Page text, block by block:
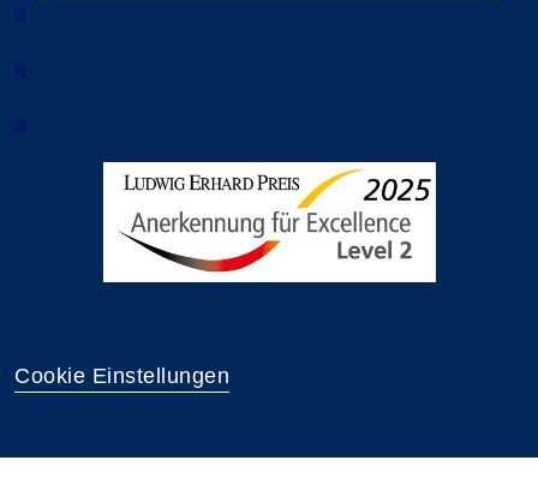
a
a
a
Cookie Einstellungen